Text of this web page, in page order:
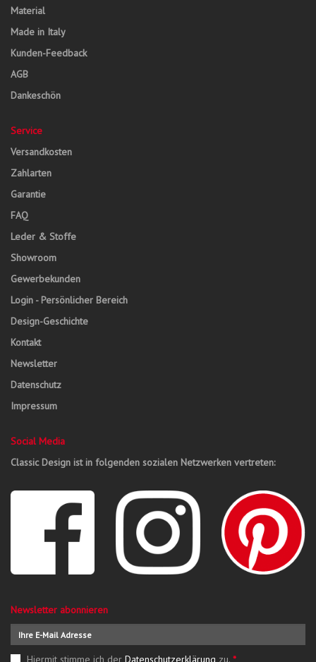
Material
Made in Italy
Kunden-Feedback
AGB
Dankeschön
Service
Versandkosten
Zahlarten
Garantie
FAQ
Leder & Stoffe
Showroom
Gewerbekunden
Login - Persönlicher Bereich
Design-Geschichte
Kontakt
Newsletter
Datenschutz
Impressum
Social Media
Classic Design ist in folgenden sozialen Netzwerken vertreten:
Newsletter abonnieren
Hiermit stimme ich der Datenschutzerklärung zu. *